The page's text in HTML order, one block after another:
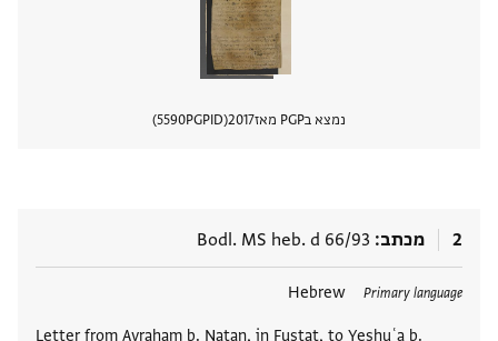
נמצא בPGP מאז 2017
PGPID
5590
2 מכתב Bodl. MS heb. d 66/93
Primary language
Hebrew
Letter from Avraham b. Natan, in Fustat, to Yeshuʿa b.
תגים